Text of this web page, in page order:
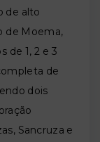
de alto
de Moema,
de 1, 2 e 3
de
dois
Sancruza e